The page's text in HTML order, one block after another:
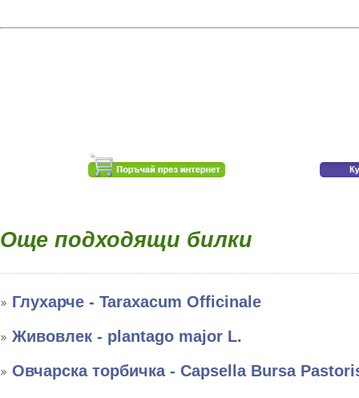
Още подходящи билки
Глухарче - Taraxacum Officinale
Живовлек - plantago major L.
Овчарска торбичка - Capsella Bursa